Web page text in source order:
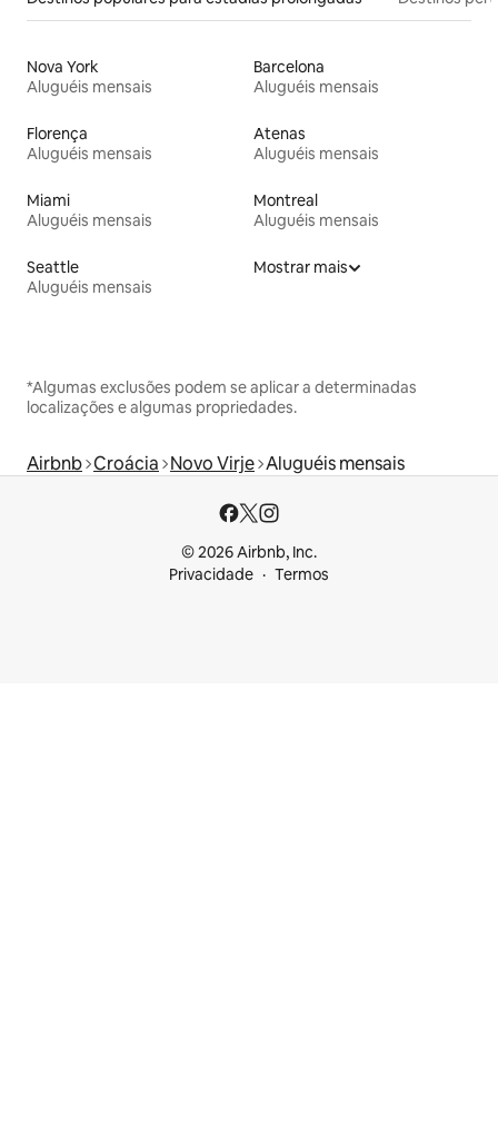
Nova York
Aluguéis mensais
Barcelona
Aluguéis mensais
Florença
Aluguéis mensais
Atenas
Aluguéis mensais
Miami
Aluguéis mensais
Montreal
Aluguéis mensais
Seattle
Aluguéis mensais
Mostrar mais
*Algumas exclusões podem se aplicar a determinadas
localizações e algumas propriedades.
Airbnb Croácia Novo Virje Aluguéis mensais
© 2026 Airbnb, Inc.
Privacidade
Termos